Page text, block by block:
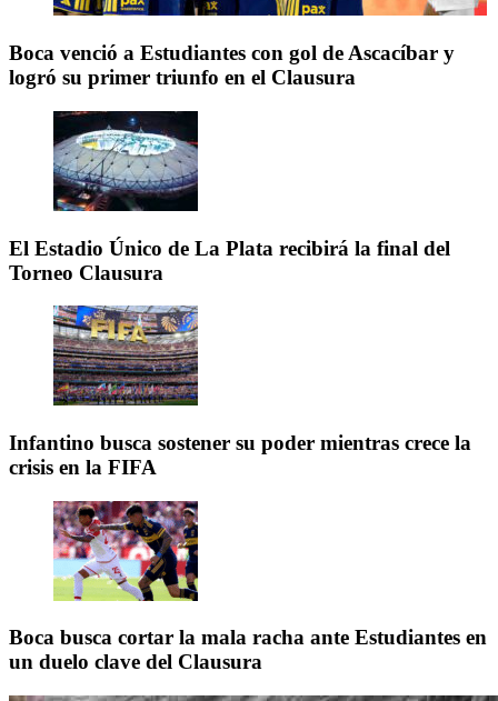
Boca venció a Estudiantes con gol de Ascacíbar y
logró su primer triunfo en el Clausura
El Estadio Único de La Plata recibirá la final del
Torneo Clausura
Infantino busca sostener su poder mientras crece la
crisis en la FIFA
Boca busca cortar la mala racha ante Estudiantes en
un duelo clave del Clausura